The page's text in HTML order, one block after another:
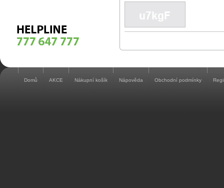
Domů AKCE Nákupní košík Nápověda Obchodní podmínky